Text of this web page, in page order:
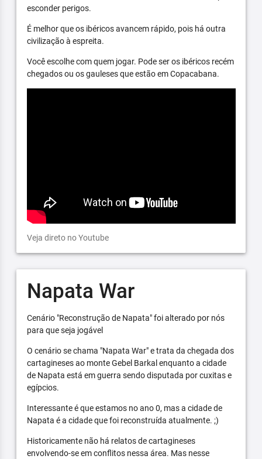
esconder perigos.
É melhor que os ibéricos avancem rápido, pois há outra
civilização à espreita.
Você escolhe com quem jogar. Pode ser os ibéricos recém
chegados ou os gauleses que estão em Copacabana.
Veja direto no Youtube
Napata War
Cenário "Reconstrução de Napata" foi alterado por nós
para que seja jogável
O cenário se chama "Napata War" e trata da chegada dos
cartagineses ao monte Gebel Barkal enquanto a cidade
de Napata está em guerra sendo disputada por cuxitas e
egípcios.
Interessante é que estamos no ano 0, mas a cidade de
Napata é a cidade que foi reconstruída atualmente. ;)
Historicamente não há relatos de cartagineses
envolvendo-se em conflitos nessa área. Mas nesse